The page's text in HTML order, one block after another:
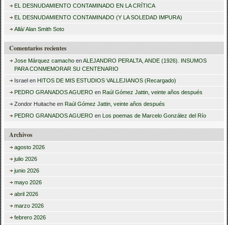
r
EL DESNUDAMIENTO CONTAMINADO EN LA CRÍTICA
EL DESNUDAMIENTO CONTAMINADO (Y LA SOLEDAD IMPURA)
Allá/ Alan Smith Soto
Comentarios recientes
Jose Márquez camacho enALEJANDRO PERALTA, ANDE (1926). INSUMOS
PARA CONMEMORAR SU CENTENARIO
Israel en HITOS DE MIS ESTUDIOS VALLEJIANOS (Recargado)
PEDRO GRANADOS AGUERO en Raúl Gómez Jattin, veinte años después
Zondor Huitache en Raúl Gómez Jattin, veinte años después
PEDRO GRANADOS AGUERO en Los poemas de Marcelo González del Río
Archivos
agosto 2026
julio 2026
junio 2026
mayo 2026
abril 2026
marzo 2026
febrero 2026